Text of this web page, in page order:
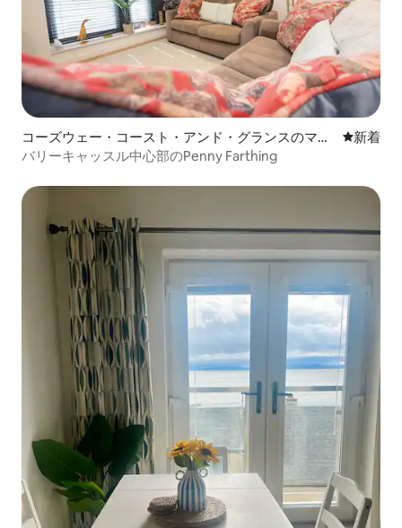
コーズウェー・コースト・アンド・グランスのマン
ション・アパート
新しい宿
新着
バリーキャッスル中心部のPenny Farthing